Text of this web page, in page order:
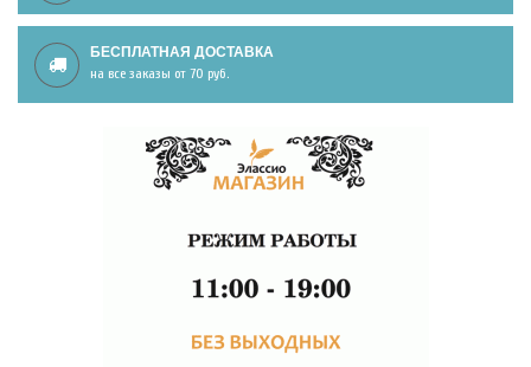
БЕСПЛАТНАЯ ДОСТАВКА
на все заказы от 70 руб.